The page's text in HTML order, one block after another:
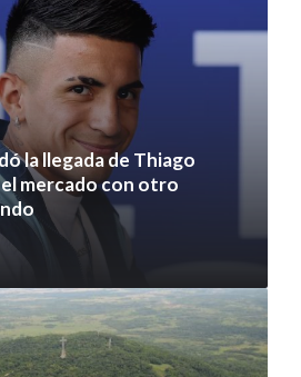
la llegada de Thiago
mercado con otro